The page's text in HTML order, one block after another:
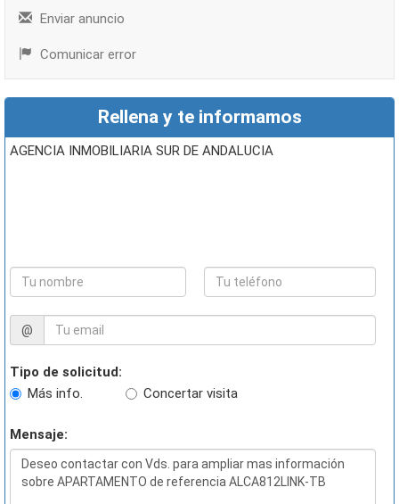
Enviar anuncio
Comunicar error
Rellena y te informamos
AGENCIA INMOBILIARIA SUR DE ANDALUCIA
@
Tipo de solicitud:
Más info.
Concertar visita
Mensaje: